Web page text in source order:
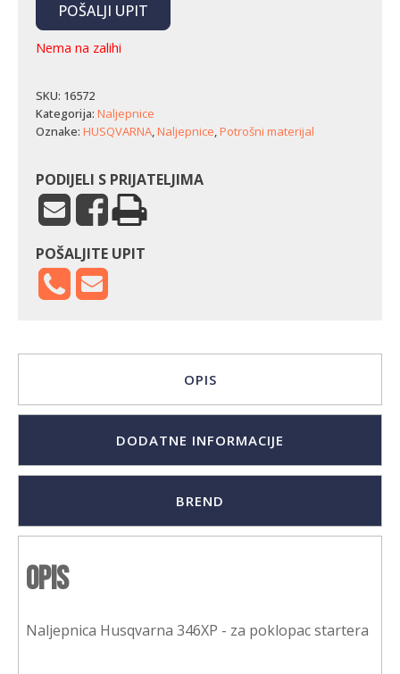
POŠALJI UPIT
Nema na zalihi
SKU: 16572
Kategorija: Naljepnice
Oznake: HUSQVARNA,Naljepnice,Potrošni materijal
PODIJELI S PRIJATELJIMA
POŠALJITE UPIT
OPIS
DODATNE INFORMACIJE
BREND
Opis
Naljepnica Husqvarna 346XP - za poklopac startera